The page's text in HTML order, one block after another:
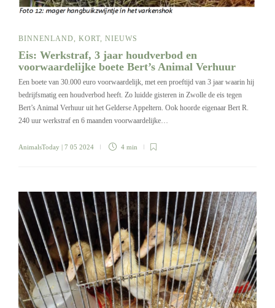
BINNENLAND, KORT, NIEUWS
Eis: Werkstraf, 3 jaar houdverbod en
voorwaardelijke boete Bert’s Animal Verhuur
Een boete van 30.000 euro voorwaardelijk, met een proeftijd van 3 jaar waarin hij
bedrijfsmatig een houdverbod heeft. Zo luidde gisteren in Zwolle de eis tegen
Bert’s Animal Verhuur uit het Gelderse Appeltern. Ook hoorde eigenaar Bert R.
240 uur werkstraf en 6 maanden voorwaardelijke…
AnimalsToday | 7 05 2024 4 min